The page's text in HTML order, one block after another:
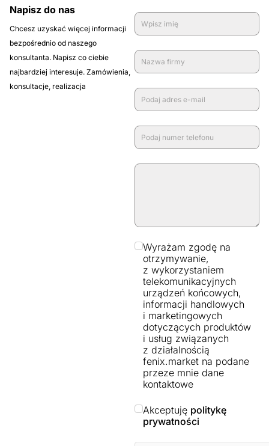
Napisz do nas
Chcesz uzyskać więcej informacji
bezpośrednio od naszego
konsultanta. Napisz co ciebie
najbardziej interesuje. Zamówienia,
konsultacje, realizacja
Wyrażam zgodę na
otrzymywanie,
z wykorzystaniem
telekomunikacyjnych
urządzeń końcowych,
informacji handlowych
i marketingowych
dotyczących produktów
i usług związanych
z działalnością
fenix.market na podane
przeze mnie dane
kontaktowe
Akceptuję politykę
prywatności